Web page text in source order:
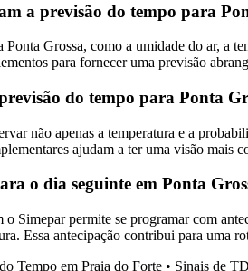
a previsão do tempo para
Grossa, como a umidade do ar, a
para fornecer uma previsão
do tempo para Ponta
não apenas a temperatura e a
ajudam a ter uma visão mais
o dia seguinte em Ponta
Simepar permite se programar com
Essa antecipação contribui para uma
Tempo em Praia do Forte • Sinais de